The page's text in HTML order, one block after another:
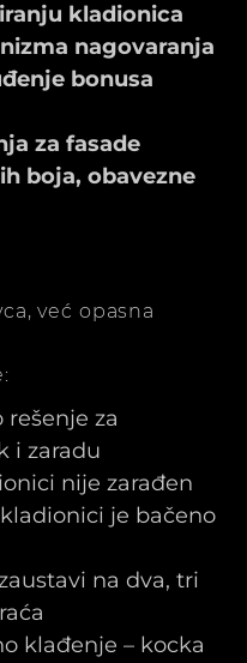
kladionica
nagovaranja
bonusa
za fasade
boja, obavezne
već opasna
za
i zaradu
nije zarađen
je bačeno
na dva, tri
klađenje – kocka